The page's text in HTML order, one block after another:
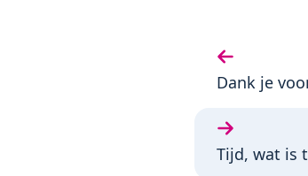
Vorige
Dank je
Volgende
Tijd, wat is